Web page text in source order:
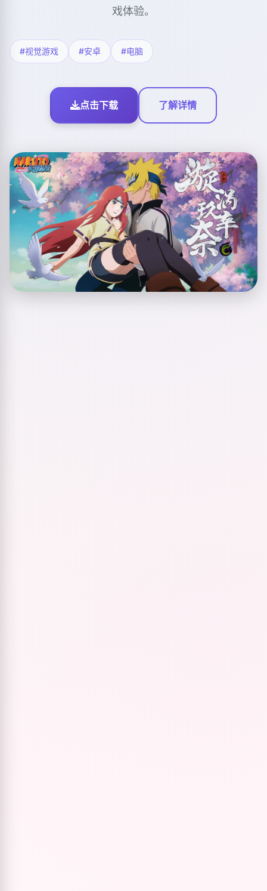
戏体验。
#视觉游戏 #安卓 #电脑
点击下载 了解详情